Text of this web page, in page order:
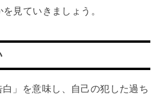
見ていきましょう。
白」を意味し、自己の犯した過ち